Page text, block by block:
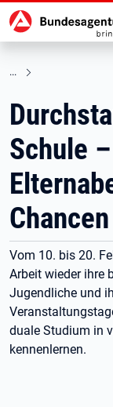
zu den
Schule
Vom 10. bis 20.
Arbeit wieder ihre
Jugendliche und
duale Studium in
kennenlernen.